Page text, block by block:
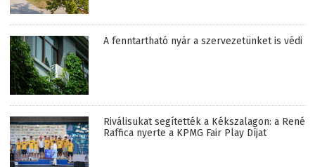
A fenntartható nyár a szervezetünket is védi
Riválisukat segítették a Kékszalagon: a René
Raffica nyerte a KPMG Fair Play Díjat